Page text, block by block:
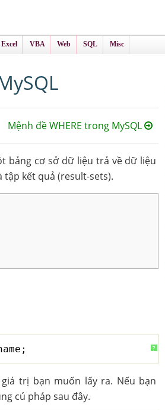
Excel VBA Web SQL Misc
Mệnh đề WHERE trong MySQL
bảng cơ sở dữ liệu trả về dữ liệu
tập kết quả (result-sets).
?
trị bạn muốn lấy ra. Nếu bạn
cú pháp sau đây.